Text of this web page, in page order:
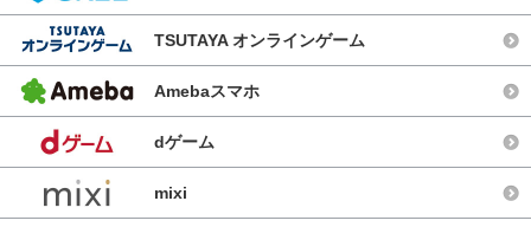
TSUTAYA オンラインゲーム
Amebaスマホ
dゲーム
mixi